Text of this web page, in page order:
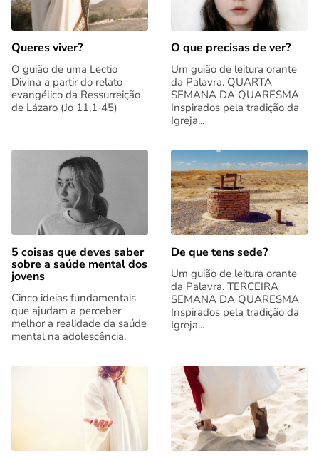
Queres viver?
O guião de uma Lectio
Divina a partir do relato
evangélico da Ressurreição
de Lázaro (Jo 11,1‑45)
O que precisas de ver?
Um guião de leitura orante
da Palavra. QUARTA
SEMANA DA QUARESMA
Inspirados pela tradição da
Igreja...
5 coisas que deves saber
sobre a saúde mental dos
jovens
Cinco ideias fundamentais
que ajudam a perceber
melhor a realidade da saúde
mental na adolescência.
De que tens sede?
Um guião de leitura orante
da Palavra. TERCEIRA
SEMANA DA QUARESMA
Inspirados pela tradição da
Igreja...